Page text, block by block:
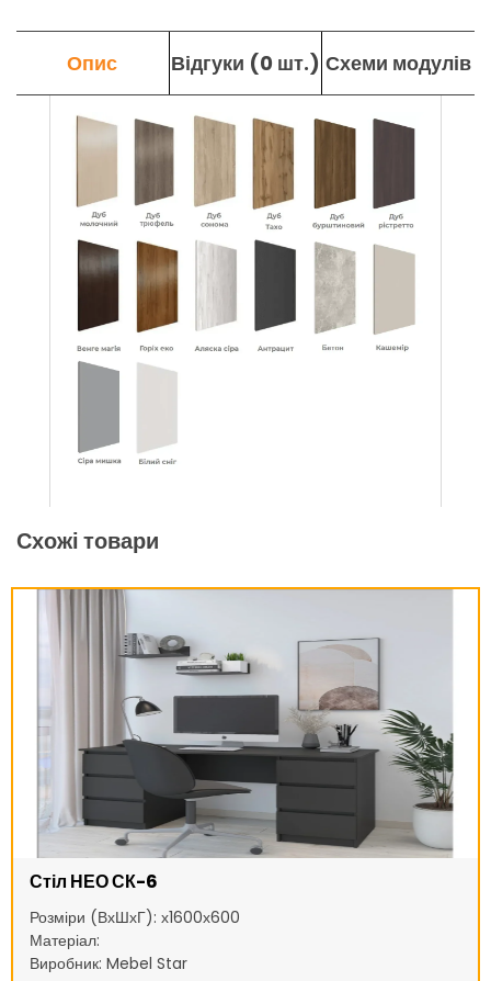
Опис Відгуки (0 шт.) Схеми модулів
Схожі товари
Стіл НЕО СК-6
Розміри (ВхШхГ): х1600х600
Матеріал:
Виробник: Mebel Star